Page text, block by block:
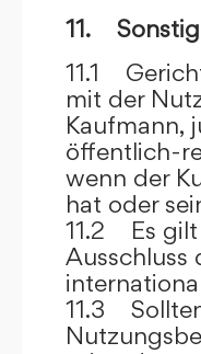
11.
11.1
mit der
Kaufmann,
öffentlich-
wenn der
hat oder
11.2 Es gilt
Ausschluss
11.3